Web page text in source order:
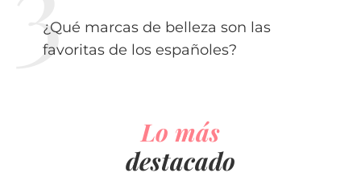
¿Qué marcas de belleza son las
favoritas de los españoles?
Lo más
destacado